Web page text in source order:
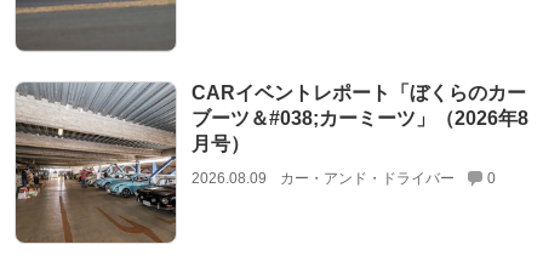
CARイベントレポート「ぼくらのカー
ブーツ＆#038;カーミーツ」（2026年8
月号）
2026.08.09 カー・アンド・ドライバー 0